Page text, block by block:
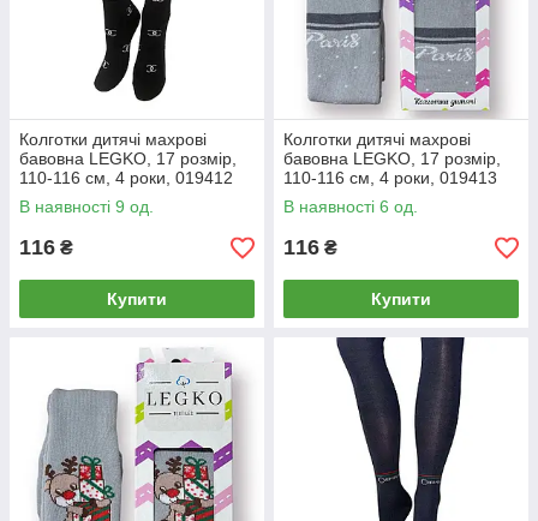
Колготки дитячі махрові
бавовна LEGKO, 17 розмір,
110-116 см, 4 роки, 019412
В наявності 9 од.
116 ₴
Купити
Колготки дитячі махрові
бавовна LEGKO, 17 розмір,
110-116 см, 4 роки, 019413
В наявності 6 од.
116 ₴
Купити